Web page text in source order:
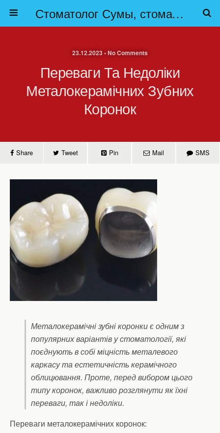
Стоматолог Сумы, стоматологические клиники Сумы, детская стоматология в Сумах. | Частная стоматология Сумы
23.12.2023 • No Comments
Переваги Та Недоліки
Металокерамічних Зубних
Коронок
Share Tweet Pin Mail SMS
Металокерамічні зубні коронки є одним з
популярних варіантів у стоматології, які
поєднують в собі міцність металевого
каркасу та естетичність керамічного
облицювання. Проте, перед вибором цього
типу коронок, важливо розглянути як їхні
переваги, так і недоліки.
Переваги металокерамічних коронок: